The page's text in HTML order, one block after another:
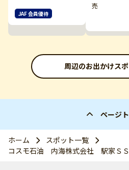
JAF 会員優待
売
周辺のお出かけス
ページ
ホーム
スポット一覧
コスモ石油 内海株式会社 駅家Ｓ